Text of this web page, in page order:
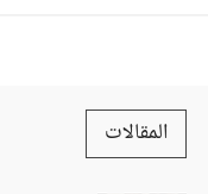
المقالات